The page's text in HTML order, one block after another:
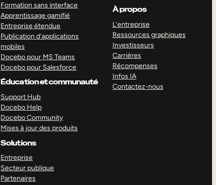
Formation sans interface
Apprentissage gamifié
Entreprise étendue
Publication d’applications
mobiles
Docebo pour MS Teams
Docebo pour Salesforce
Éducation et communauté
Support Hub
Docebo Help
Docebo Community
Mises à jour des produits
Solutions
Entreprise
Secteur publique
Partenaires
À propos
L’entreprise
Ressources graphiques
Investisseurs
Carrières
Récompenses
Infos IA
Contactez-nous